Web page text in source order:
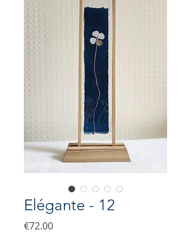
Elégante - 12
€72.00Price